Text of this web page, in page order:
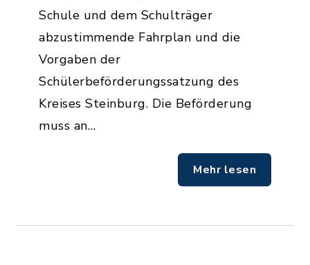
Schule und dem Schulträger
abzustimmende Fahrplan und die
Vorgaben der
Schülerbeförderungssatzung des
Kreises Steinburg. Die Beförderung
muss an…
Mehr lesen